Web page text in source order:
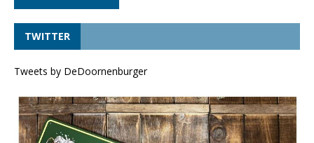
TWITTER
Tweets by DeDoornenburger